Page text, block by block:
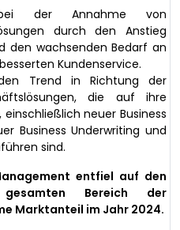
der Annahme von
durch den Anstieg
den wachsenden Bedarf an
Kundenservice.
Trend in Richtung der
die auf ihre
neuer Business
Business Underwriting und
sind.
entfiel auf den
Bereich der
Marktanteil im Jahr 2024.